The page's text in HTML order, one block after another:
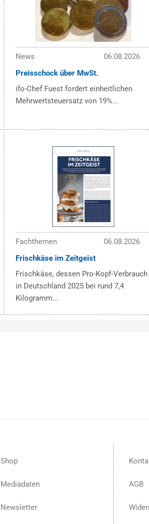
News
06.08.2026
Preisschock über MwSt.
ifo-Chef Fuest fordert einheitlichen
Mehrwertsteuersatz von 19%...
Fachthemen
06.08.2026
Frischkäse im Zeitgeist
Frischkäse, dessen Pro-Kopf-Verbrauch
in Deutschland 2025 bei rund 7,4
Kilogramm...
Shop
Mediadaten
Newsletter
AGB